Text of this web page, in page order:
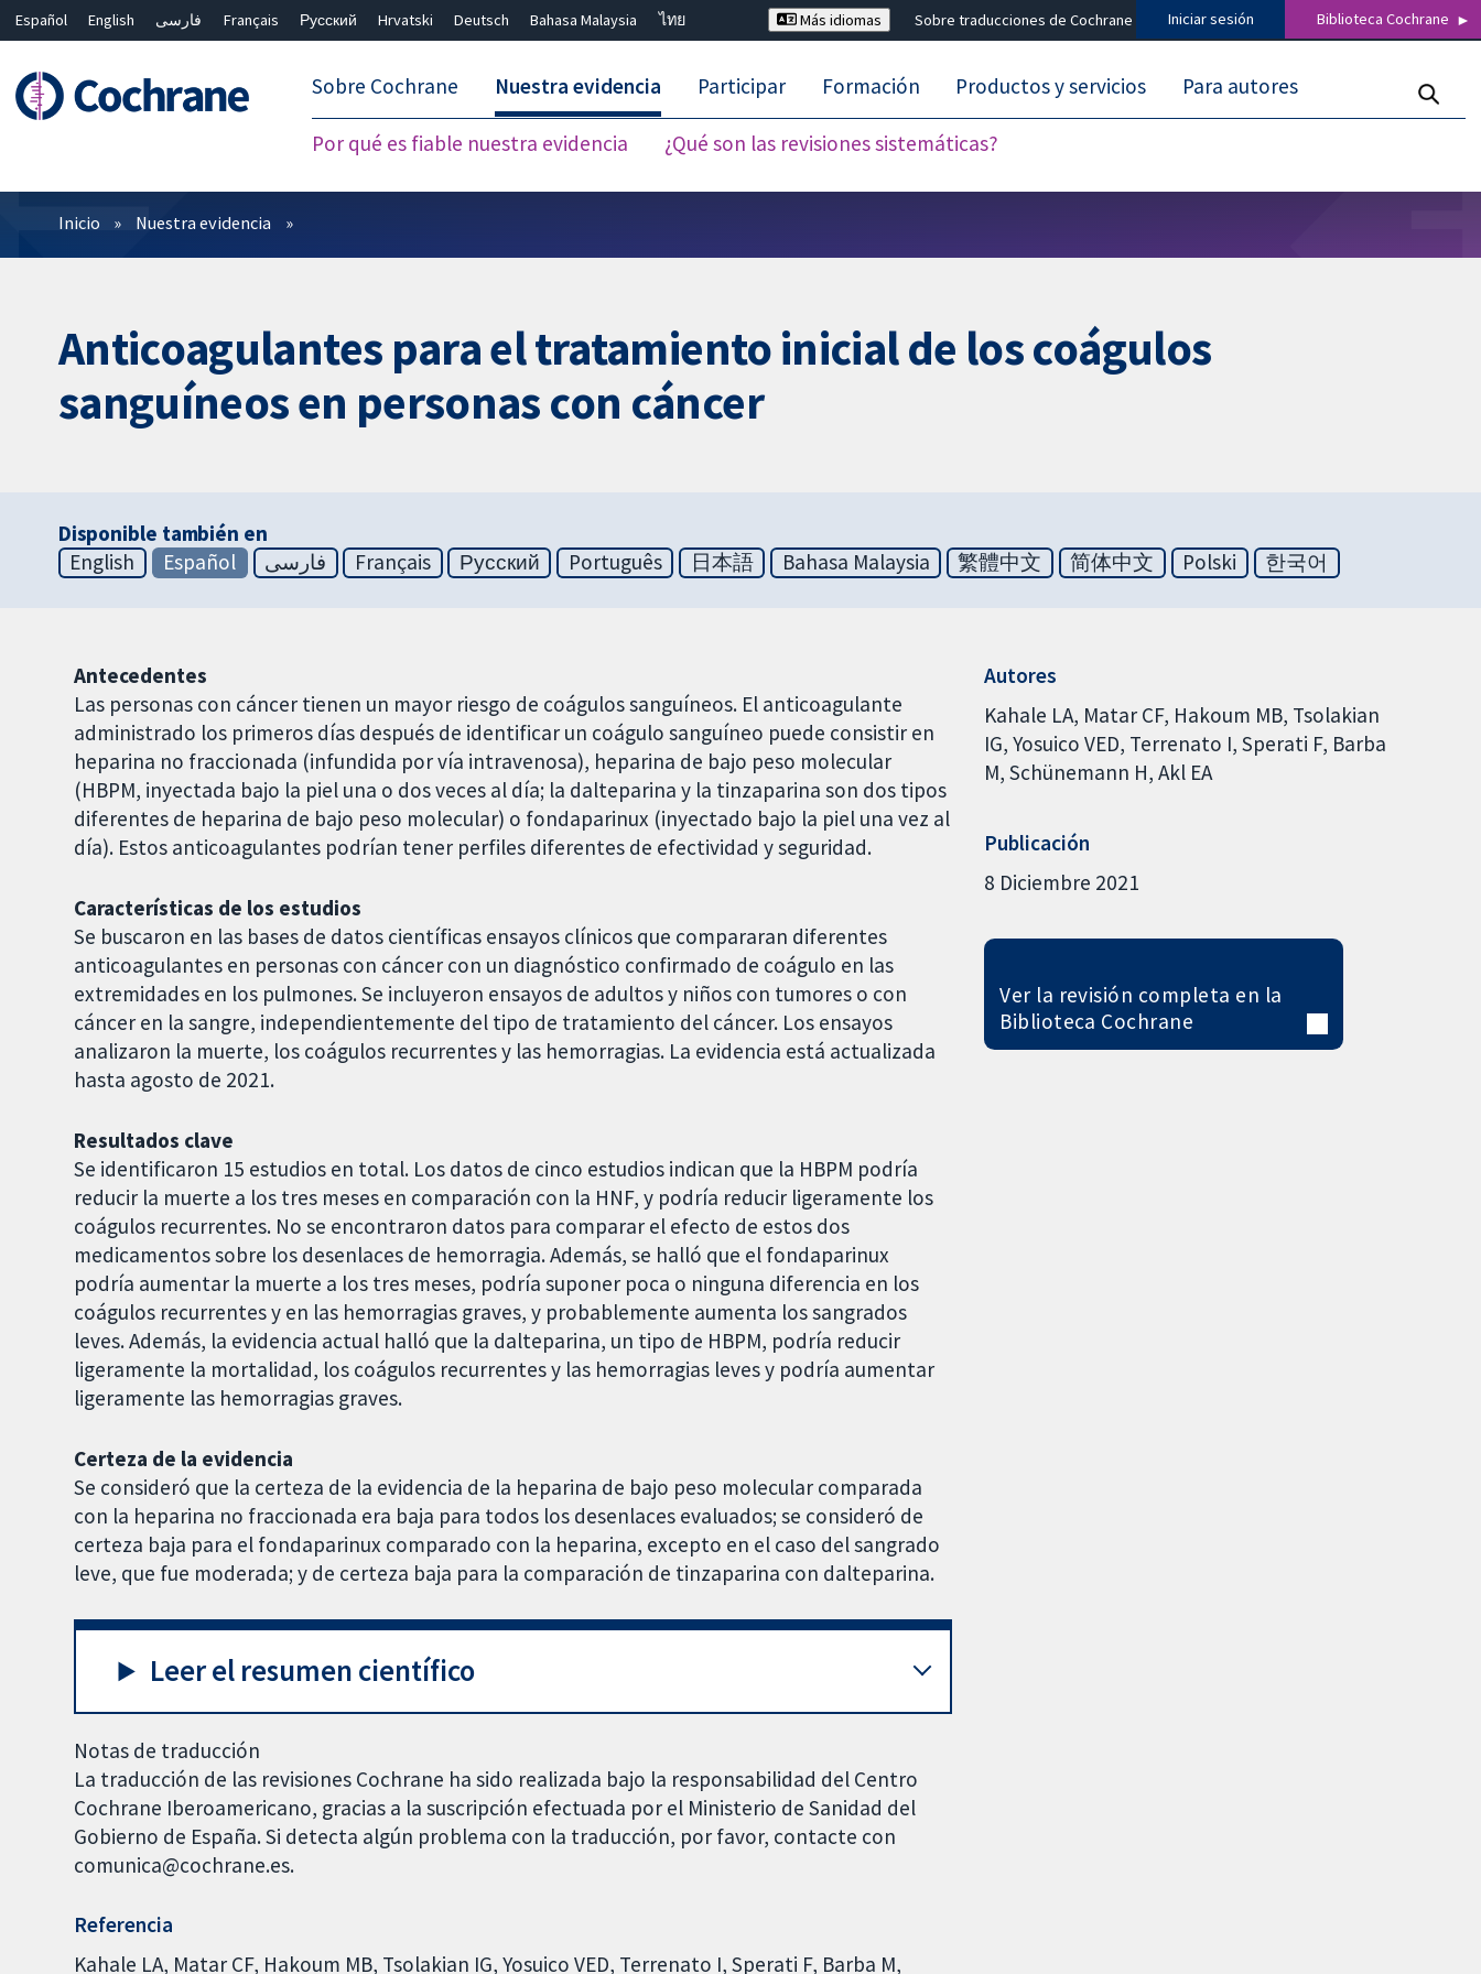
Español English فارسی Français Русский Hrvatski Deutsch Bahasa Malaysia
ไทย
Más idiomas Sobre traducciones de Cochrane Iniciar sesión Biblioteca Cochrane
Sobre Cochrane Nuestra evidencia
Por qué es fiable nuestra evidencia ¿Qué son las revisiones sistemáticas?
Participar Formación Productos y servicios Para autores
Filtros
Inicio Nuestra evidencia
Anticoagulantes para el tratamiento inicial de los coágulos
sanguíneos en personas con cáncer
Disponible también en
English
Español فارسی Français Русский Português 日本語 Bahasa Malaysia 繁體中文 简体中文 Polski 한국어
Antecedentes
Las personas con cáncer tienen un mayor riesgo de coágulos sanguíneos. El anticoagulante
administrado los primeros días después de identificar un coágulo sanguíneo puede consistir en
heparina no fraccionada (infundida por vía intravenosa), heparina de bajo peso molecular
(HBPM, inyectada bajo la piel una o dos veces al día; la dalteparina y la tinzaparina son dos tipos
diferentes de heparina de bajo peso molecular) o fondaparinux (inyectado bajo la piel una vez al
día). Estos anticoagulantes podrían tener perfiles diferentes de efectividad y seguridad.
Características de los estudios
Se buscaron en las bases de datos científicas ensayos clínicos que compararan diferentes
anticoagulantes en personas con cáncer con un diagnóstico confirmado de coágulo en las
extremidades en los pulmones. Se incluyeron ensayos de adultos y niños con tumores o con
cáncer en la sangre, independientemente del tipo de tratamiento del cáncer. Los ensayos
analizaron la muerte, los coágulos recurrentes y las hemorragias. La evidencia está actualizada
hasta agosto de 2021.
Resultados clave
Se identificaron 15 estudios en total. Los datos de cinco estudios indican que la HBPM podría
reducir la muerte a los tres meses en comparación con la HNF, y podría reducir ligeramente los
coágulos recurrentes. No se encontraron datos para comparar el efecto de estos dos
medicamentos sobre los desenlaces de hemorragia. Además, se halló que el fondaparinux
podría aumentar la muerte a los tres meses, podría suponer poca o ninguna diferencia en los
coágulos recurrentes y en las hemorragias graves, y probablemente aumenta los sangrados
leves. Además, la evidencia actual halló que la dalteparina, un tipo de HBPM, podría reducir
ligeramente la mortalidad, los coágulos recurrentes y las hemorragias leves y podría aumentar
ligeramente las hemorragias graves.
Certeza de la evidencia
Se consideró que la certeza de la evidencia de la heparina de bajo peso molecular comparada
con la heparina no fraccionada era baja para todos los desenlaces evaluados; se consideró de
certeza baja para el fondaparinux comparado con la heparina, excepto en el caso del sangrado
leve, que fue moderada; y de certeza baja para la comparación de tinzaparina con dalteparina.
Leer el resumen científico
Notas de traducción
La traducción de las revisiones Cochrane ha sido realizada bajo la responsabilidad del Centro
Cochrane Iberoamericano, gracias a la suscripción efectuada por el Ministerio de Sanidad del
Gobierno de España. Si detecta algún problema con la traducción, por favor, contacte con
comunica@cochrane.es.
Referencia
Kahale LA, Matar CF, Hakoum MB, Tsolakian IG, Yosuico VED, Terrenato I, Sperati F, Barba M,
Autores
Kahale LA Matar CF Hakoum MB Tsolakian
IG Yosuico VED Terrenato I Sperati F Barba
M Schünemann H Akl EA
Publicación
8 Diciembre 2021
Ver la revisión completa en la
Biblioteca Cochrane